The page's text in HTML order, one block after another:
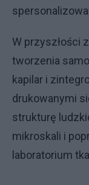
W przyszłości
tworzenia
kapilar i
drukowanymi
strukturę
mikroskali i
laboratorium